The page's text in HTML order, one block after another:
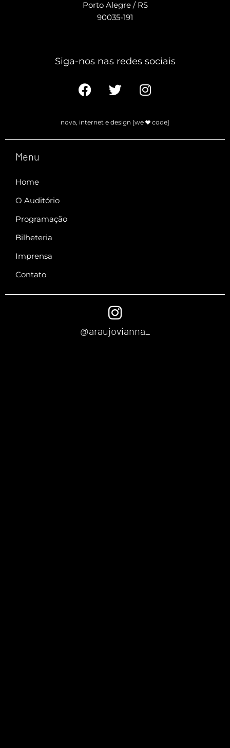
Porto Alegre / RS
90035-191
Siga-nos nas redes sociais​
nova, internet e design [we code]
Menu
Home
O Auditório
Programação
Bilheteria
Imprensa
Contato
@araujovianna_